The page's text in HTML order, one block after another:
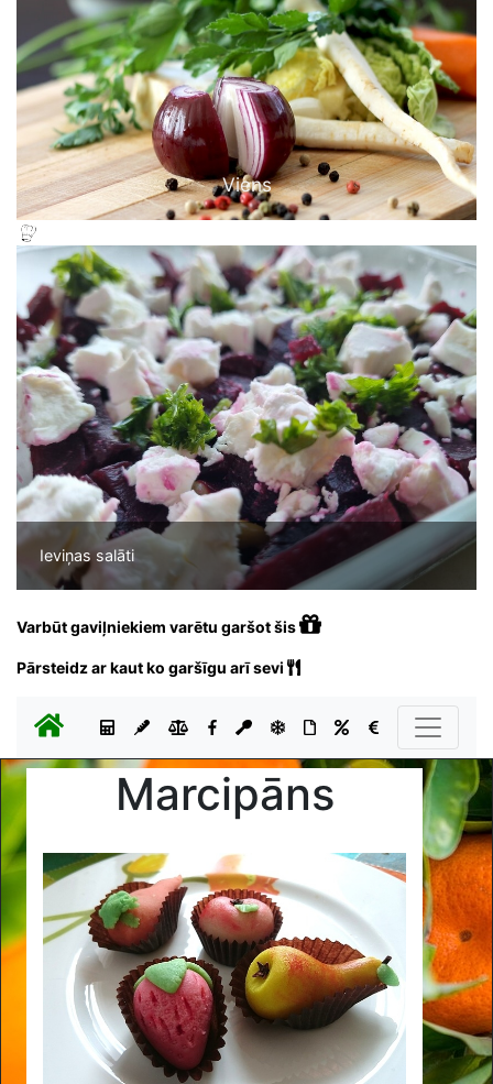
Viens
Ieviņas salāti
Varbūt gaviļniekiem varētu garšot šis
Pārsteidz ar kaut ko garšīgu arī sevi
Marcipāns